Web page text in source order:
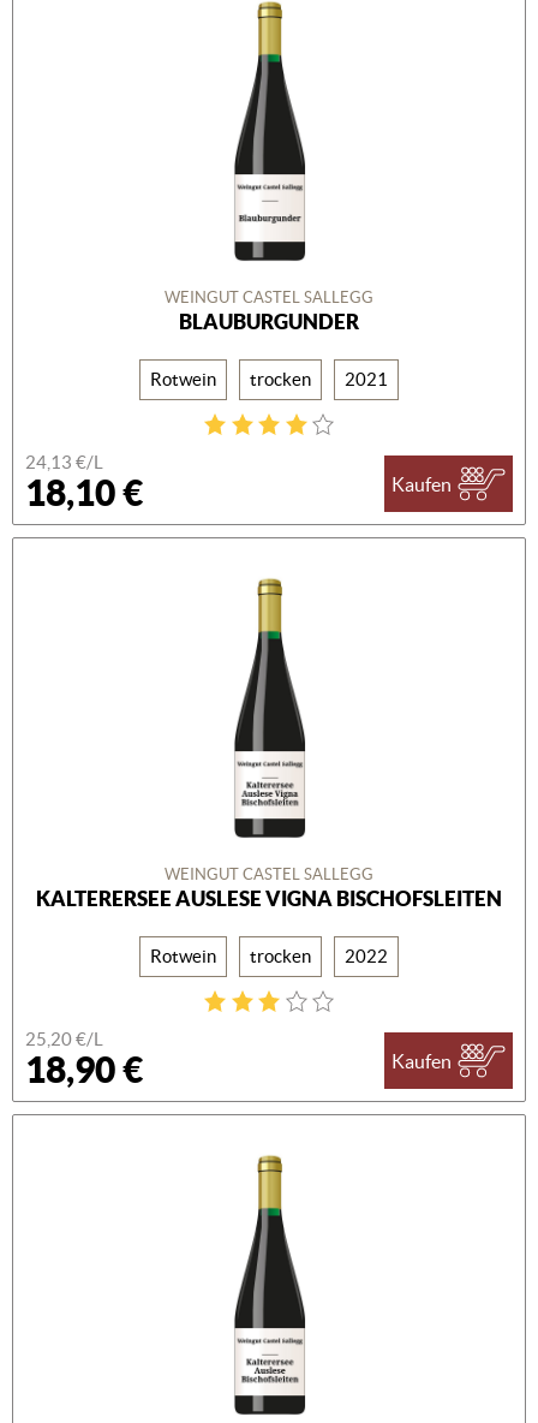
WEINGUT CASTEL SALLEGG
BLAUBURGUNDER
Rotwein trocken 2021
24,13 €/L
18,10 € Kaufen
WEINGUT CASTEL SALLEGG
KALTERERSEE AUSLESE VIGNA BISCHOFSLEITEN
Rotwein trocken 2022
25,20 €/L
18,90 € Kaufen